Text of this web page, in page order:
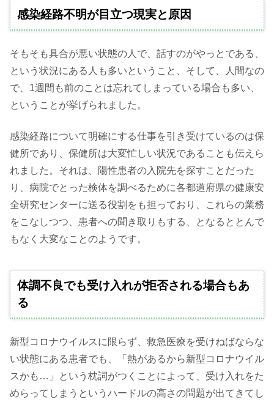
感染経路不明が目立つ現実と原因
そもそも具合が悪い状態の人で、話すのがやっとである、
という状況にある人も多いということ、そして、人間なの
で、1週間も前のことは忘れてしまっている場合も多い、
ということが挙げられました。
感染経路について明確にする仕事を引き受けているのは保
健所であり、保健所は大変忙しい状況であることも伝えら
れました。それは、陽性患者の入院先を探すことだった
り、病院でとった検体を調べるために各都道府県の健康安
全研究センターに送る役割をも担っており、これらの業務
をこなしつつ、患者への聞き取りもする、となるととんで
もなく大変なことのようです。
体調不良でも受け入れが拒否される場合もあ
る
新型コロナウイルスに限らず、救急医療を受けねばならな
い状態にある患者でも、「熱があるから新型コロナウイル
スかも…」という枕詞がつくことによって、受け入れをた
めらってしまうというハードルの高さの問題が出てきてし